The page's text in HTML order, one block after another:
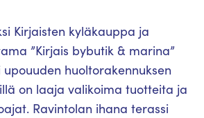
Kirjaisten kyläkauppa ja
”Kirjais bybutik & marina”
huoltorakennuksen
on laaja valikoima tuotteita ja
Ravintolan ihana terassi